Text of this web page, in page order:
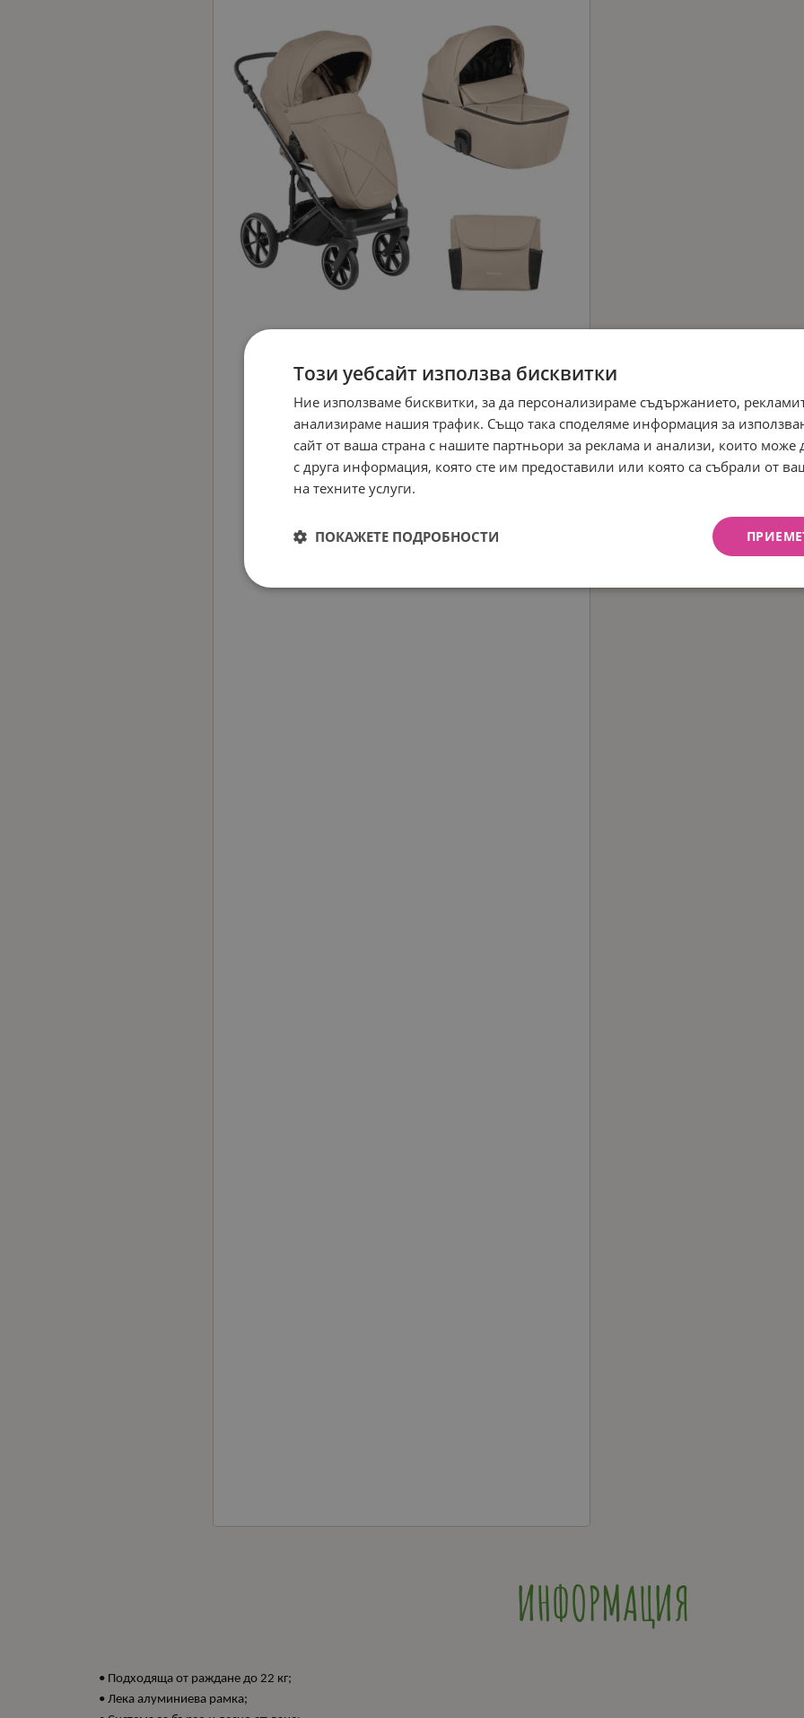
ИНФОРМАЦИЯ
• Подходяща от раждане до 22 кг;
• Лека алуминиева рамка;
Този уебсайт използва бисквитки
Ние използваме бисквитки, за да персонализираме съдържанието,
анализираме нашия трафик. Също така споделяме информация за
сайт от ваша страна с нашите партньори за реклама и анализи, които може
с друга информация, която сте им предоставили или която са събрали от
на техните услуги.
ПОКАЖЕТЕ ПОДРОБНОСТИ